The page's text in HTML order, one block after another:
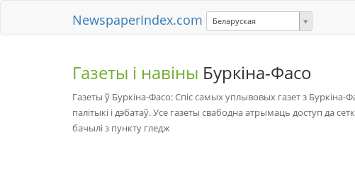
NewspaperIndex.com Беларуская
Газеты і навіны Буркіна-Фасо
Газеты ў Буркіна-Фасо: Спіс самых уплывовых газет з Буркіна-
палітыкі і дэбатаў. Усе газеты свабодна атрымаць доступ да
бачылі з пункту гледж